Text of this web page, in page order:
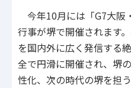
今年10月には「G7大阪
行事が堺で開催されます
を国内外に広く発信する
全で円滑に開催され、堺
性化、次の時代の堺を担